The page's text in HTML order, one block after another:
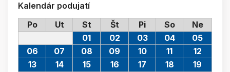
Kalendár podujatí
Po
Ut St Št Pi So Ne
01 02 03 04
05
06
07 08 09 10 11
12
13
14 15 16 17 18
19